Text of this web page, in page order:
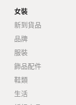
女裝
新到貨品
品牌
服裝
飾品配件
鞋類
生活